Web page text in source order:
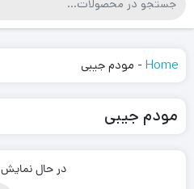
Home
- مودم جیبی
مودم جیبی
در حال نمایش 3 نتیجه